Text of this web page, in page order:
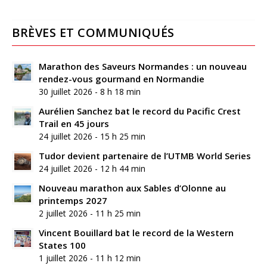
BRÈVES ET COMMUNIQUÉS
Marathon des Saveurs Normandes : un nouveau
rendez-vous gourmand en Normandie
30 juillet 2026 - 8 h 18 min
Aurélien Sanchez bat le record du Pacific Crest
Trail en 45 jours
24 juillet 2026 - 15 h 25 min
Tudor devient partenaire de l’UTMB World Series
24 juillet 2026 - 12 h 44 min
Nouveau marathon aux Sables d’Olonne au
printemps 2027
2 juillet 2026 - 11 h 25 min
Vincent Bouillard bat le record de la Western
States 100
1 juillet 2026 - 11 h 12 min